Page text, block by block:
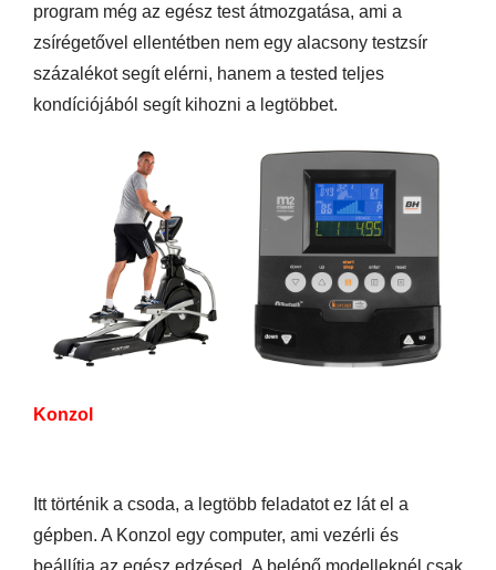
program még az egész test átmozgatása, ami a
zsírégetővel ellentétben nem egy alacsony testzsír
százalékot segít elérni, hanem a tested teljes
kondíciójából segít kihozni a legtöbbet.
Konzol
Itt történik a csoda, a legtöbb feladatot ez lát el a
gépben. A Konzol egy computer, ami vezérli és
beállítja az egész edzésed. A belépő modelleknél csak